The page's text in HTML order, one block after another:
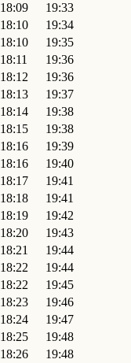
18:09
19:33
18:10
19:34
18:10
19:35
18:11
19:36
18:12
19:36
18:13
19:37
18:14
19:38
18:15
19:38
18:16
19:39
18:16
19:40
18:17
19:41
18:18
19:41
18:19
19:42
18:20
19:43
18:21
19:44
18:22
19:44
18:22
19:45
18:23
19:46
18:24
19:47
18:25
19:48
18:26
19:48